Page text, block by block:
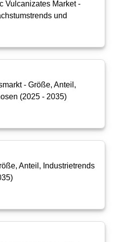
Vulcanizates Market -
und
- Größe, Anteil,
(2025 - 2035)
Anteil, Industrietrends